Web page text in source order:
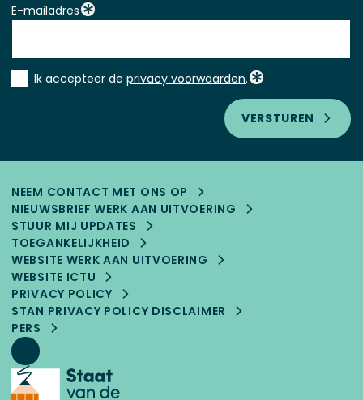
E-mailadres
Instemming
Ik accepteer de privacy voorwaarden.
VERSTUREN
NEEM CONTACT MET ONS OP
NIEUWSBRIEF WERK AAN UITVOERING
STUUR MIJ UPDATES
TOEGANKELIJK­HEID
WEBSITE WERK AAN UITVOERING
WEBSITE ICTU
PRIVACY POLICY
STAN PRIVACY POLICY DISCLAIMER
PERS